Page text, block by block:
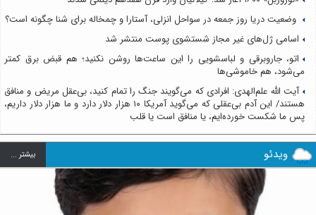
وضعیت دریا روز جمعه در سواحل انزلی، آستارا و چمخاله برای شنا چگونه است؟
اسامی ژل‌های غیر مجاز شستشوی پوست منتشر شد
اتو، جاروبرقی و لباسشویی را این ساعت‌ها روشن نکنید؛ هم قبض برق کمتر
می‌شود، هم خاموشی‌ها
آیت الله علم‌الهدی: افرادی که می‌گویند جنگ را تمام کنید، بی‌عقل مریض و منافق
هستند/ این آدم بی‌عقلی که می‌گوید آمریکا ۱۰ هزار دلار دارد و ما هزار دلار داریم،
پس ما شکست خورده‌ایم، یا منافق است یا قلب
ویدئو بيشتر ...